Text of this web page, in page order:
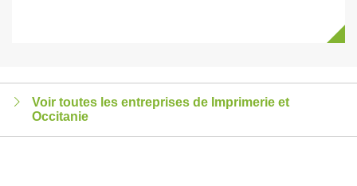
Voir toutes les entreprises de Imprimerie et
Occitanie